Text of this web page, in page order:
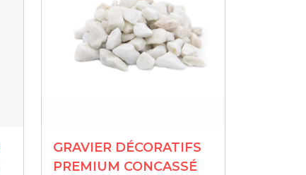
GRAVIER DÉCORATIFS
PREMIUM CONCASSÉ